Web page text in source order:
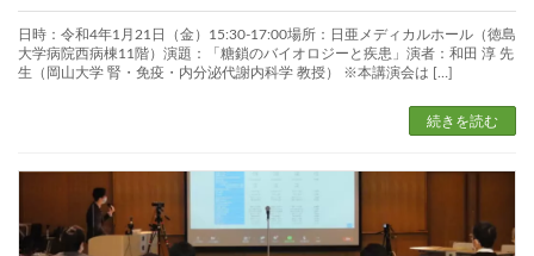
日時：令和4年1月21日（金）15:30-17:00場所：日亜メディカルホール（徳島
大学病院西病棟11階）演題：「糖鎖のバイオロジーと疾患」演者：和田 淳 先
生（岡山大学 腎・免疫・内分泌代謝内科学 教授） ※本講演会は […]
続きを読む